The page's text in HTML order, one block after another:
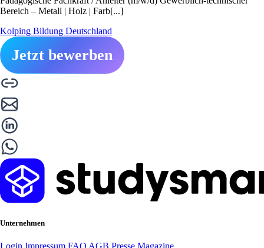
Bereich – Metall | Holz | Farb[...]
Kolping Bildung Deutschland
Jetzt bewerben
Unternehmen
Login Impressum FAQ AGB Presse Magazine